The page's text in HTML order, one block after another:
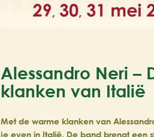
Alessandro Neri –
klanken van Italië
Met de warme klanken van
je even in Italië. De band brengt een